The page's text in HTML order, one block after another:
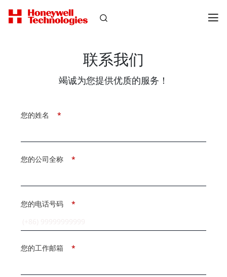
联系我们
竭诚为您提供优质的服务！
*
您的姓名
*
您的公司全称
*
您的电话号码
*
您的工作邮箱